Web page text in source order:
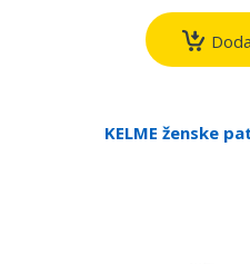
KELME ženske